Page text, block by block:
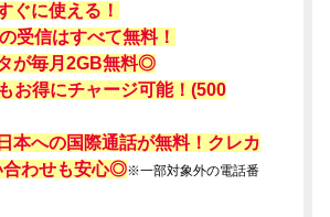
ぐに使える！
受信はすべて無料！
が毎月2GB無料◎
お得にチャージ可能！(500
本への国際通話が無料！クレカ
合わせも安心◎※一部対象外の電話番